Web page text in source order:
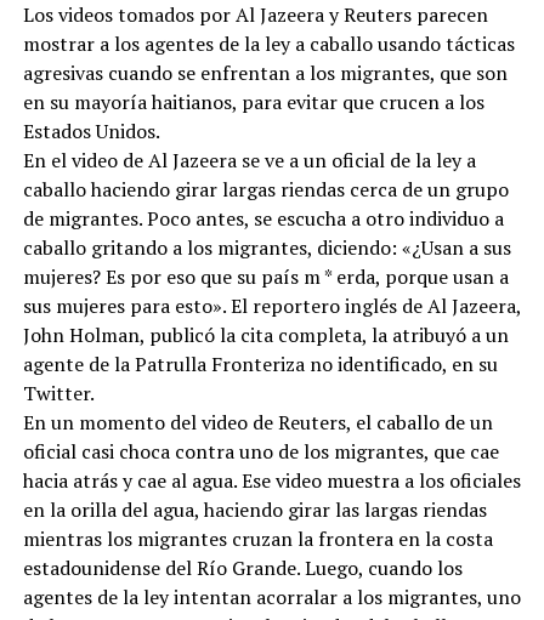
Los videos tomados por Al Jazeera y Reuters parecen
mostrar a los agentes de la ley a caballo usando tácticas
agresivas cuando se enfrentan a los migrantes, que son
en su mayoría haitianos, para evitar que crucen a los
Estados Unidos.
En el video de Al Jazeera se ve a un oficial de la ley a
caballo haciendo girar largas riendas cerca de un grupo
de migrantes. Poco antes, se escucha a otro individuo a
caballo gritando a los migrantes, diciendo: «¿Usan a sus
mujeres? Es por eso que su país m * erda, porque usan a
sus mujeres para esto». El reportero inglés de Al Jazeera,
John Holman, publicó la cita completa, la atribuyó a un
agente de la Patrulla Fronteriza no identificado, en su
Twitter.
En un momento del video de Reuters, el caballo de un
oficial casi choca contra uno de los migrantes, que cae
hacia atrás y cae al agua. Ese video muestra a los oficiales
en la orilla del agua, haciendo girar las largas riendas
mientras los migrantes cruzan la frontera en la costa
estadounidense del Río Grande. Luego, cuando los
agentes de la ley intentan acorralar a los migrantes, uno